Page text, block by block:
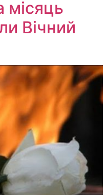
місяць
Вічний